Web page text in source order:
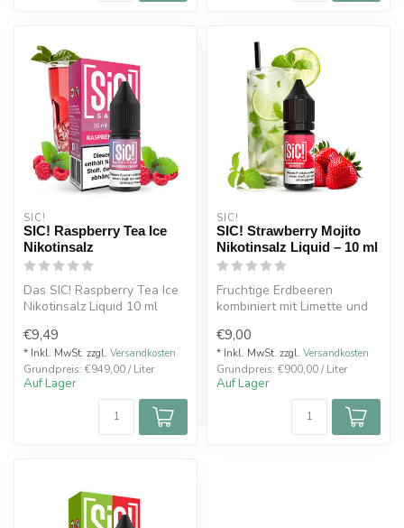
SIC!
SIC! Raspberry Tea Ice
Nikotinsalz
Das SIC! Raspberry Tea Ice
Nikotinsalz Liquid 10 ml
Geschma...
€9,49
* Inkl. MwSt. zzgl. Versandkosten
Grundpreis: €949,00 / Liter
Auf Lager
SIC!
SIC! Strawberry Mojito
Nikotinsalz Liquid – 10 ml
Fruchtige Erdbeeren
kombiniert mit Limette und
Strawberry M...
€9,00
* Inkl. MwSt. zzgl. Versandkosten
Grundpreis: €900,00 / Liter
Auf Lager